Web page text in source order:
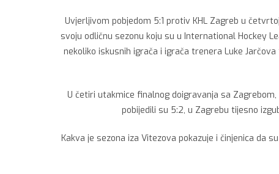
Uvjerljivom pobjedom 5:1 protiv KHL Zagreb u
svoju odličnu sezonu koju su u International Hockey
nekoliko iskusnih igrača i igrača trenera Luke
U četiri utakmice finalnog doigravanja sa
pobijedili su 5:2, u Zagrebu tijesno
Kakva je sezona iza Vitezova pokazuje i činjenica da